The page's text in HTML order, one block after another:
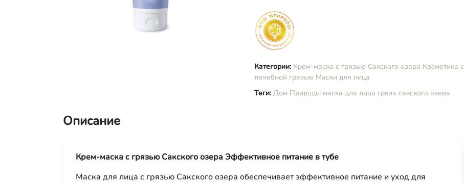
Категории: Крем-маска с грязью Сакского озера Косметика с
лечебной грязью Маски для лица
Теги: Дом Природы маска для лица грязь сакского озера
Описание
Крем-маска с грязью Сакского озера Эффективное питание в тубе
Маска для лица с грязью Сакского озера обеспечивает эффективное питание и уход для